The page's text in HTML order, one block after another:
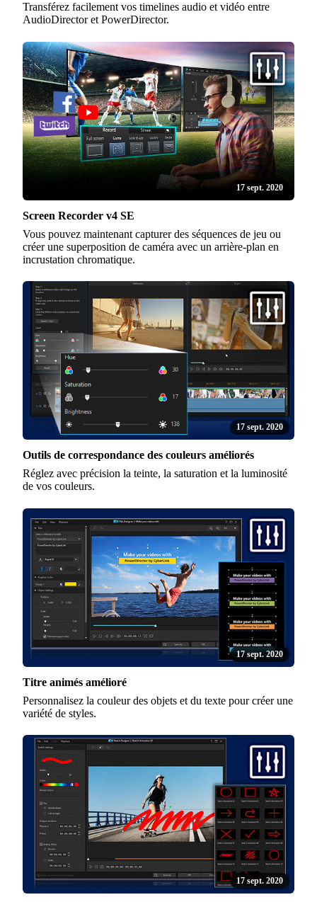
Transférez facilement vos timelines audio et vidéo entre
AudioDirector et PowerDirector.
17 sept. 2020
Screen Recorder v4 SE
Vous pouvez maintenant capturer des séquences de jeu ou
créer une superposition de caméra avec un arrière-plan en
incrustation chromatique.
17 sept. 2020
Outils de correspondance des couleurs améliorés
Réglez avec précision la teinte, la saturation et la luminosité
de vos couleurs.
17 sept. 2020
Titre animés amélioré
Personnalisez la couleur des objets et du texte pour créer une
variété de styles.
17 sept. 2020